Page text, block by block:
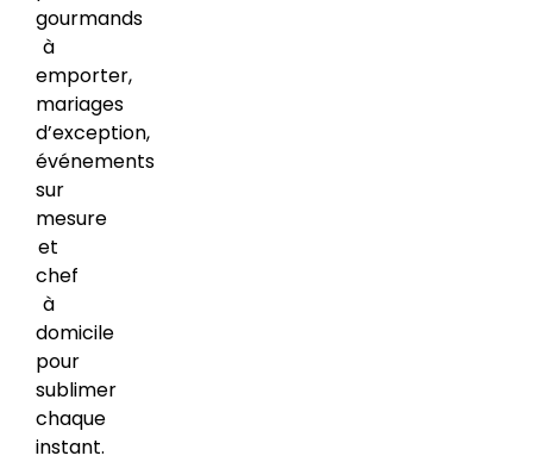
gourmands
à
emporter,
mariages
d’exception,
événements
sur
mesure
et
chef
à
domicile
pour
sublimer
chaque
instant.